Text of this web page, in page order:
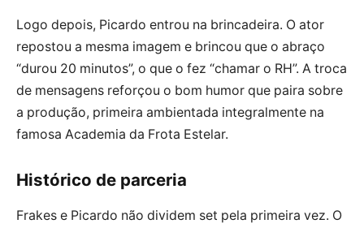
Logo depois, Picardo entrou na brincadeira. O ator
repostou a mesma imagem e brincou que o abraço
“durou 20 minutos”, o que o fez “chamar o RH”. A troca
de mensagens reforçou o bom humor que paira sobre
a produção, primeira ambientada integralmente na
famosa Academia da Frota Estelar.
Histórico de parceria
Frakes e Picardo não dividem set pela primeira vez. O